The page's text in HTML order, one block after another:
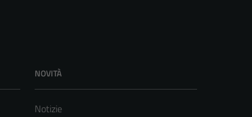
NOVITÀ
Notizie